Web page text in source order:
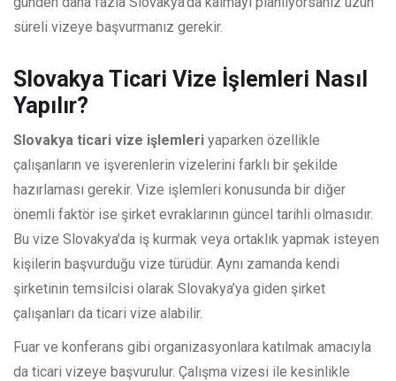
süreli vizeye başvurmanız gerekir.
Slovakya Ticari Vize İşlemleri Nasıl
Yapılır?
Slovakya ticari vize işlemleri yaparken özellikle
çalışanların ve işverenlerin vizelerini farklı bir şekilde
hazırlaması gerekir. Vize işlemleri konusunda bir diğer
önemli faktör ise şirket evraklarının güncel tarihli olmasıdır.
Bu vize Slovakya’da iş kurmak veya ortaklık yapmak isteyen
kişilerin başvurduğu vize türüdür. Aynı zamanda kendi
şirketinin temsilcisi olarak Slovakya’ya giden şirket
çalışanları da ticari vize alabilir.
Fuar ve konferans gibi organizasyonlara katılmak amacıyla
da ticari vizeye başvurulur. Çalışma vizesi ile kesinlikle